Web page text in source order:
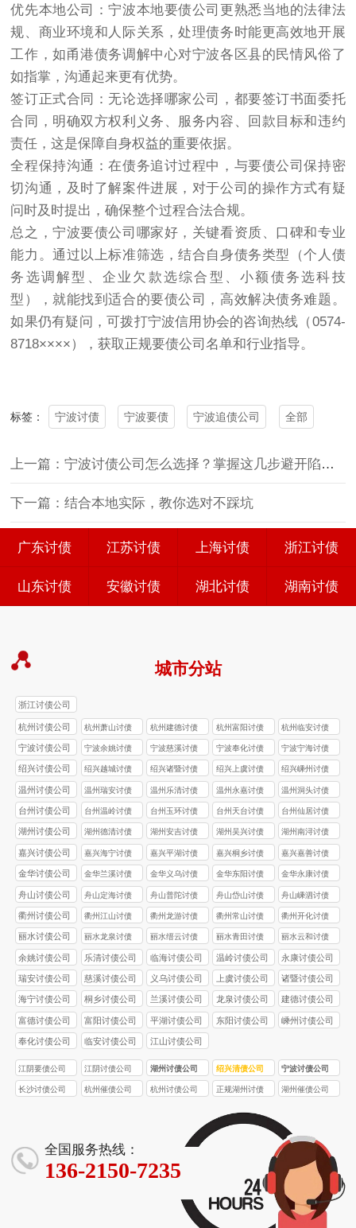
优先本地公司：宁波本地要债公司更熟悉当地的法律法
规、商业环境和人际关系，处理债务时能更高效地开展
工作，如甬港债务调解中心对宁波各区县的民情风俗了
如指掌，沟通起来更有优势。
签订正式合同：无论选择哪家公司，都要签订书面委托
合同，明确双方权利义务、服务内容、回款目标和违约
责任，这是保障自身权益的重要依据。
全程保持沟通：在债务追讨过程中，与要债公司保持密
切沟通，及时了解案件进展，对于公司的操作方式有疑
问时及时提出，确保整个过程合法合规。
总之，宁波要债公司哪家好，关键看资质、口碑和专业
能力。通过以上标准筛选，结合自身债务类型（个人债
务选调解型、企业欠款选综合型、小额债务选科技
型），就能找到适合的要债公司，高效解决债务难题。
如果仍有疑问，可拨打宁波信用协会的咨询热线（0574-
8718××××），获取正规要债公司名单和行业指导。
标签： 宁波讨债 宁波要债 宁波追债公司 全部
上一篇：宁波讨债公司怎么选择？掌握这几步避开陷阱选对伙伴
下一篇：结合本地实际，教你选对不踩坑
广东讨债 江苏讨债 上海讨债 浙江讨债
山东讨债 安徽讨债 湖北讨债 湖南讨债
城市分站
浙江讨债公司
杭州讨债公司
杭州萧山讨债
公司
杭州建德讨债
公司
杭州富阳讨债
公司
杭州临安讨债
公司
宁波讨债公司
宁波余姚讨债
公司
宁波慈溪讨债
公司
宁波奉化讨债
公司
宁波宁海讨债
公司
绍兴讨债公司
绍兴越城讨债
公司
绍兴诸暨讨债
公司
绍兴上虞讨债
公司
绍兴嵊州讨债
公司
温州讨债公司
温州瑞安讨债
公司
温州乐清讨债
公司
温州永嘉讨债
公司
温州洞头讨债
公司
台州讨债公司
台州温岭讨债
公司
台州玉环讨债
公司
台州天台讨债
公司
台州仙居讨债
公司
湖州讨债公司
湖州德清讨债
公司
湖州安吉讨债
公司
湖州吴兴讨债
公司
湖州南浔讨债
公司
嘉兴讨债公司
嘉兴海宁讨债
公司
嘉兴平湖讨债
公司
嘉兴桐乡讨债
公司
嘉兴嘉善讨债
公司
金华讨债公司
金华兰溪讨债
公司
金华义乌讨债
公司
金华东阳讨债
公司
金华永康讨债
公司
舟山讨债公司
舟山定海讨债
公司
舟山普陀讨债
公司
舟山岱山讨债
公司
舟山嵊泗讨债
公司
衢州讨债公司
衢州江山讨债
公司
衢州龙游讨债
公司
衢州常山讨债
公司
衢州开化讨债
公司
丽水讨债公司
丽水龙泉讨债
公司
丽水缙云讨债
公司
丽水青田讨债
公司
丽水云和讨债
公司
余姚讨债公司 乐清讨债公司 临海讨债公司 温岭讨债公司 永康讨债公司
瑞安讨债公司 慈溪讨债公司 义乌讨债公司 上虞讨债公司 诸暨讨债公司
海宁讨债公司 桐乡讨债公司 兰溪讨债公司 龙泉讨债公司 建德讨债公司
富德讨债公司 富阳讨债公司 平湖讨债公司 东阳讨债公司 嵊州讨债公司
奉化讨债公司 临安讨债公司 江山讨债公司
江阴要债公司 江阴讨债公司 湖州讨债公司 绍兴清债公司 宁波讨债公司
长沙讨债公司 杭州催债公司 杭州讨债公司
正规湖州讨债
湖州催债公司
全国服务热线：
136-2150-7235